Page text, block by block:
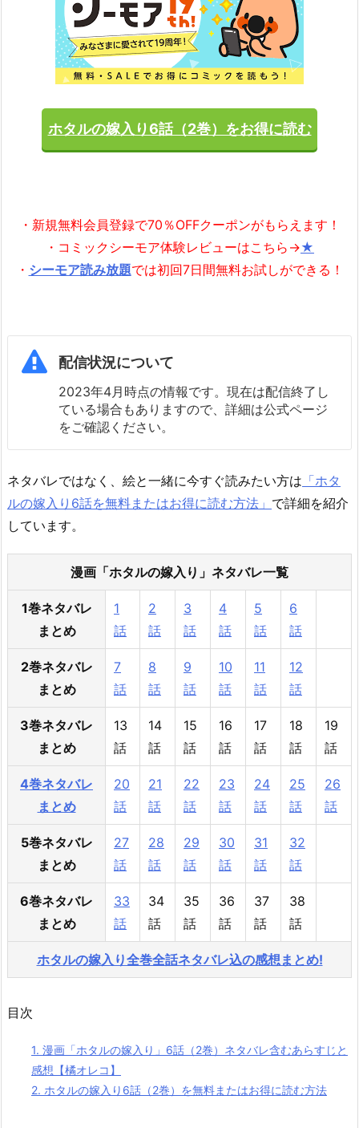
ホタルの嫁入り6話（2巻）をお得に読む
・新規無料会員登録で70％OFFクーポンがもらえます！
・コミックシーモア体験レビューはこちら→★
・ シーモア読み放題では初回7日間無料お試しができる！
配信状況について
2023年4月時点の情報です。現在は配信終了し
ている場合もありますので、詳細は公式ページ
をご確認ください。
ネタバレではなく、絵と一緒に今すぐ読みたい方は 「ホタ
ルの嫁入り6話を無料またはお得に読む方法」 で詳細を紹介
しています。
漫画「ホタルの嫁入り」ネタバレ一覧
1巻ネタバレ
まとめ
1
話
2
話
3
話
4
話
5
話
6
話
2巻ネタバレ
まとめ
7
話
8
話
9
話
10
話
11
話
12
話
3巻ネタバレ
まとめ
13
話
14
話
15
話
16
話
17
話
18
話
19
話
4巻ネタバレ
まとめ
20
話
21
話
22
話
23
話
24
話
25
話
26
話
5巻ネタバレ
まとめ
27
話
28
話
29
話
30
話
31
話
32
話
6巻ネタバレ
まとめ
33
話
34
話
35
話
36
話
37
話
38
話
ホタルの嫁入り全巻全話ネタバレ込の感想まとめ!
目次
1. 漫画「ホタルの嫁入り」6話（2巻）ネタバレ含むあらすじと
感想【橘オレコ】
2. ホタルの嫁入り6話（2巻）を無料またはお得に読む方法